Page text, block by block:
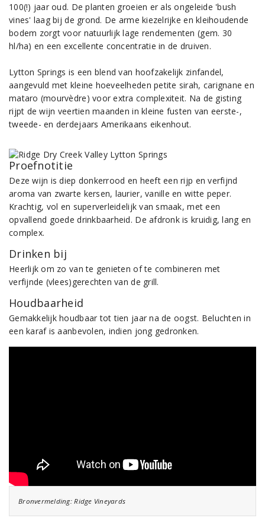
100(!) jaar oud. De planten groeien er als ongeleide 'bush
vines' laag bij de grond. De arme kiezelrijke en kleihoudende
bodem zorgt voor natuurlijk lage rendementen (gem. 30
hl/ha) en een excellente concentratie in de druiven.
Lytton Springs is een blend van hoofzakelijk zinfandel,
aangevuld met kleine hoeveelheden petite sirah, carignane en
mataro (mourvèdre) voor extra complexiteit. Na de gisting
rijpt de wijn veertien maanden in kleine fusten van eerste-,
tweede- en derdejaars Amerikaans eikenhout.
Proefnotitie
Deze wijn is diep donkerrood en heeft een rijp en verfijnd
aroma van zwarte kersen, laurier, vanille en witte peper.
Krachtig, vol en superverleidelijk van smaak, met een
opvallend goede drinkbaarheid. De afdronk is kruidig, lang en
complex.
Drinken bij
Heerlijk om zo van te genieten of te combineren met
verfijnde (vlees)gerechten van de grill.
Houdbaarheid
Gemakkelijk houdbaar tot tien jaar na de oogst. Beluchten in
een karaf is aanbevolen, indien jong gedronken.
Bronvermelding: Ridge Vineyards